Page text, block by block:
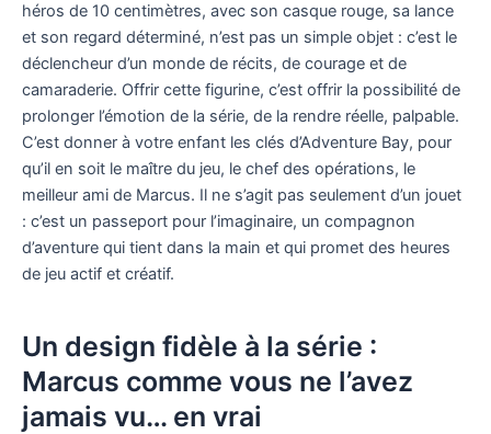
héros de 10 centimètres, avec son casque rouge, sa lance
et son regard déterminé, n’est pas un simple objet : c’est le
déclencheur d’un monde de récits, de courage et de
camaraderie. Offrir cette figurine, c’est offrir la possibilité de
prolonger l’émotion de la série, de la rendre réelle, palpable.
C’est donner à votre enfant les clés d’Adventure Bay, pour
qu’il en soit le maître du jeu, le chef des opérations, le
meilleur ami de Marcus. Il ne s’agit pas seulement d’un jouet
: c’est un passeport pour l’imaginaire, un compagnon
d’aventure qui tient dans la main et qui promet des heures
de jeu actif et créatif.
Un design fidèle à la série :
Marcus comme vous ne l’avez
jamais vu… en vrai